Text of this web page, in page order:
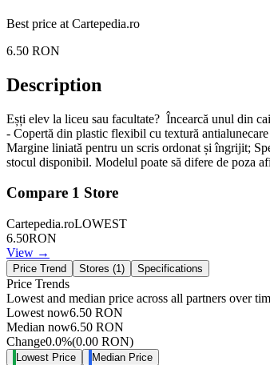
Best price at Cartepedia.ro
6.50 RON
Description
Eșți elev la liceu sau facultate? Încearcă unul din
- Copertă din plastic flexibil cu textură
Margine liniată pentru un scris ordonat și îngrijit;
stocul disponibil. Modelul poate să difere de poza
Compare 1 Store
Cartepedia.roLOWEST
6.50RON
View →
Price Trend Stores (1) Specifications
Price Trends
Lowest and median price across all partners over
Lowest now6.50 RON
Median now6.50 RON
Change0.0%(0.00 RON)
Lowest Price Median Price